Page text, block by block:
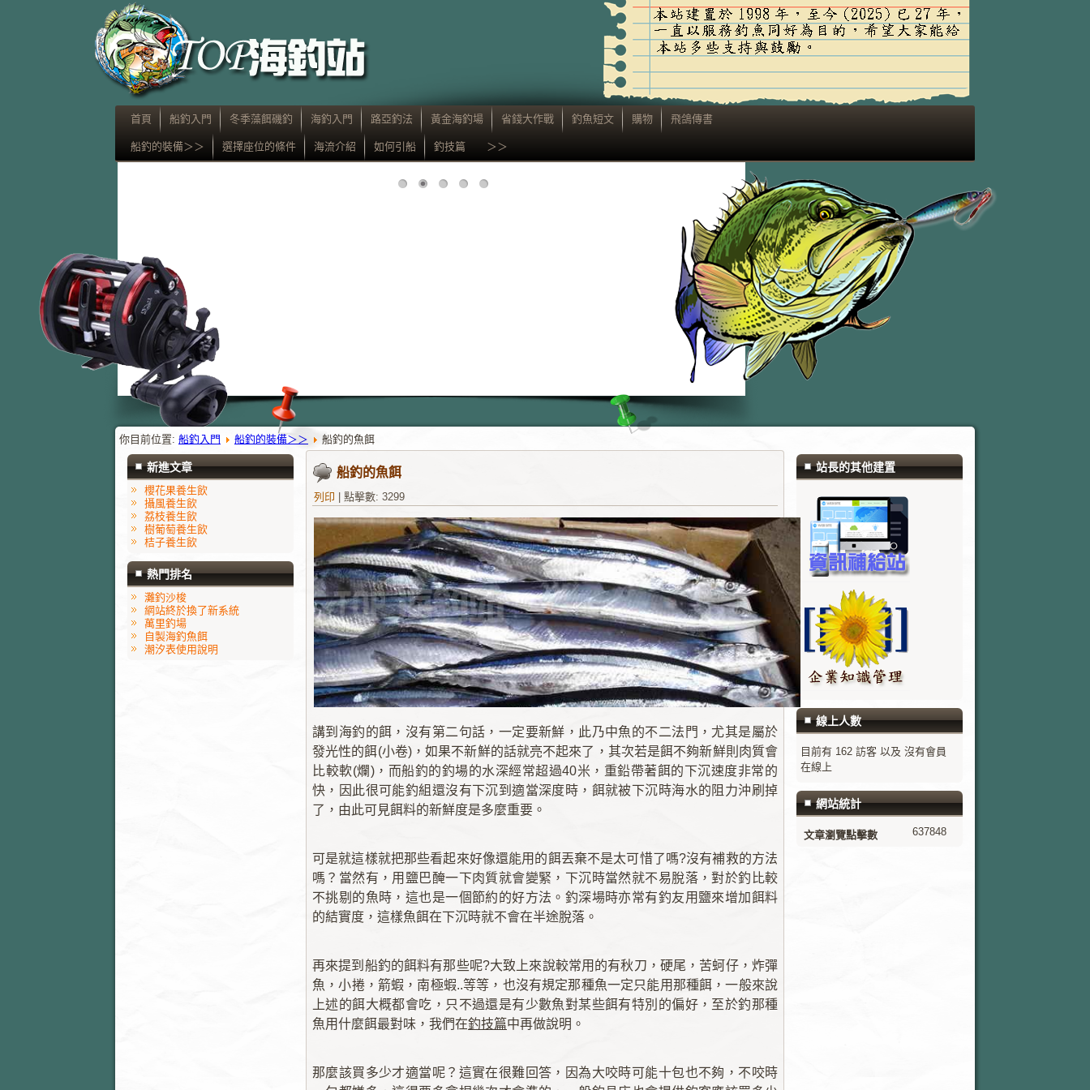
首頁 船釣入門 冬季藻餌磯釣 海釣入門 路亞釣法 黃金海釣場 省錢大作戰 釣魚短文 購物 飛鴿傳書
船釣的裝備＞＞ 選擇座位的條件 海流介紹 如何引船 釣技篇 ＞＞
你目前位置: 船釣入門 船釣的裝備＞＞ 船釣的魚餌
新進文章
櫻花果養生飲
攝風養生飲
荔枝養生飲
樹葡萄養生飲
桔子養生飲
熱門排名
灘釣沙梭
網站終於換了新系統
萬里釣場
自製海釣魚餌
潮汐表使用說明
船釣的魚餌
列印 點擊數: 3299
講到海釣的餌，沒有第二句話，一定要新鮮，此乃中魚的不二法門，尤其是屬於
發光性的餌(小卷)，如果不新鮮的話就亮不起來了，其次若是餌不夠新鮮則肉質會
比較軟(爛)，而船釣的釣場的水深經常超過40米，重鉛帶著餌的下沉速度非常的
快，因此很可能釣組還沒有下沉到適當深度時，餌就被下沉時海水的阻力沖刷掉
了，由此可見餌料的新鮮度是多麼重要。
可是就這樣就把那些看起來好像還能用的餌丟棄不是太可惜了嗎?沒有補救的方法
嗎？當然有，用鹽巴醃一下肉質就會變緊，下沉時當然就不易脫落，對於釣比較
不挑剔的魚時，這也是一個節約的好方法。釣深場時亦常有釣友用鹽來增加餌料
的結實度，這樣魚餌在下沉時就不會在半途脫落。
再來提到船釣的餌料有那些呢?大致上來說較常用的有秋刀，硬尾，苦蚵仔，炸彈
魚，小捲，箭蝦，南極蝦..等等，也沒有規定那種魚一定只能用那種餌，一般來說
上述的餌大概都會吃，只不過還是有少數魚對某些餌有特別的偏好，至於釣那種
魚用什麼餌最對味，我們在釣技篇中再做說明。
那麼該買多少才適當呢？這實在很難回答，因為大咬時可能十包也不夠，不咬時
站長的其他建置
線上人數
目前有 162 訪客 以及 沒有會員
在線上
網站統計
文章瀏覽點擊數 637848